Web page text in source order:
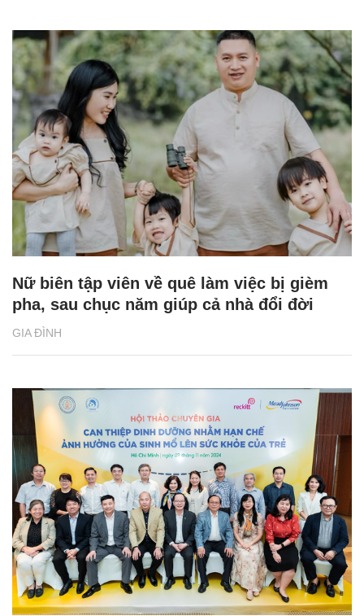
GIA ĐÌNH
Nữ biên tập viên về quê làm việc bị gièm
pha, sau chục năm giúp cả nhà đổi đời